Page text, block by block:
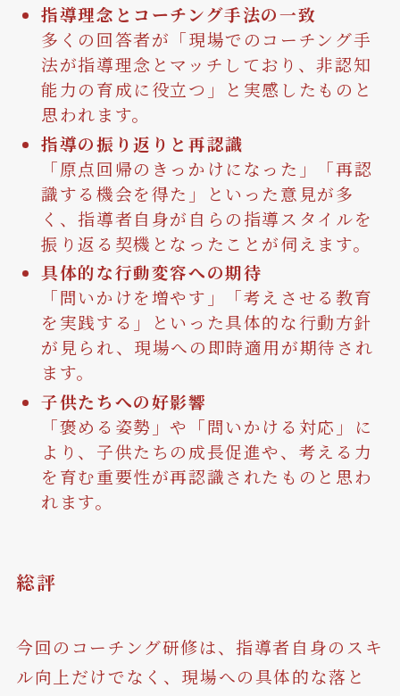
指導理念とコーチング手法の一致
多くの回答者が「現場でのコーチング手
法が指導理念とマッチしており、非認知
能力の育成に役立つ」と実感したものと
思われます。
指導の振り返りと再認識
「原点回帰のきっかけになった」「再認
識する機会を得た」といった意見が多
く、指導者自身が自らの指導スタイルを
振り返る契機となったことが伺えます。
具体的な行動変容への期待
「問いかけを増やす」「考えさせる教育
を実践する」といった具体的な行動方針
が見られ、現場への即時適用が期待され
ます。
子供たちへの好影響
「褒める姿勢」や「問いかける対応」に
より、子供たちの成長促進や、考える力
を育む重要性が再認識されたものと思わ
れます。
総評
今回のコーチング研修は、指導者自身のスキ
ル向上だけでなく、現場への具体的な落と